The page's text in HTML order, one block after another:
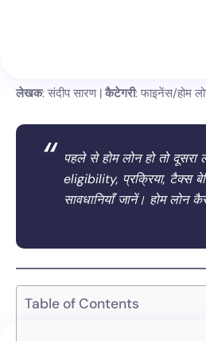
लेखक: संदीप सारण | कैटेगरी: फाइनेंस/होम
पहले से होम लोन हो तो
eligibility, प्रक्रिया, टैक्स
सावधानियाँ जानें। होम लोन
Table of Contents